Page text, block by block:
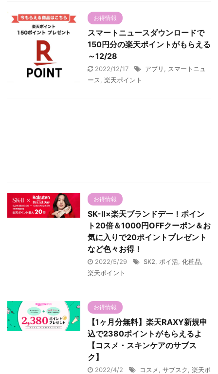
お得情報
スマートニュースダウンロードで
150円分の楽天ポイントがもらえる
～12/28
2022/12/17 アプリ
スマートニュ
ース
楽天ポイント
お得情報
SK-Ⅱ×楽天ブランドデー！ポイン
ト20倍＆1000円OFFクーポン＆お
気に入りで20ポイントプレゼント
など色々お得！
2022/5/29 SK2 ポイ活 化粧品
楽天ポイント
お得情報
【1ヶ月分無料】楽天RAXY新規申
込で2380ポイントがもらえるよ
【コスメ・スキンケアのサブス
ク】
2022/4/2 コスメ サブスク 楽天ポ